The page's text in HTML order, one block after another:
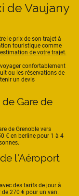
de Vaujany
le prix de son trajet à
touristique comme
estimation de votre trajet.
confortablement
ou les réservations de
un devis
Gare de
de Grenoble vers
€ en berline pour 1 à 4
l'Aéroport
des tarifs de jour à
270 € pour un van.